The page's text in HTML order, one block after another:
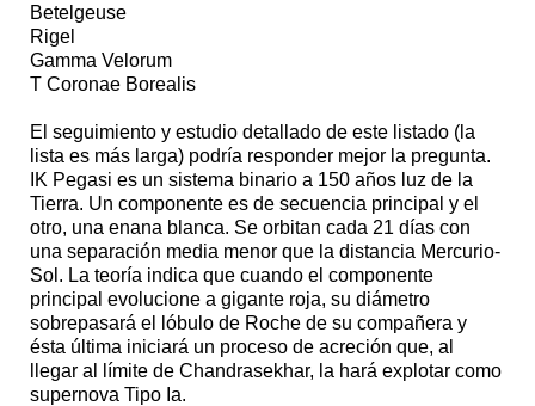
Betelgeuse
Rigel
Gamma Velorum
T Coronae Borealis
El seguimiento y estudio detallado de este listado (la
lista es más larga) podría responder mejor la pregunta.
IK Pegasi es un sistema binario a 150 años luz de la
Tierra. Un componente es de secuencia principal y el
otro, una enana blanca. Se orbitan cada 21 días con
una separación media menor que la distancia Mercurio-
Sol. La teoría indica que cuando el componente
principal evolucione a gigante roja, su diámetro
sobrepasará el lóbulo de Roche de su compañera y
ésta última iniciará un proceso de acreción que, al
llegar al límite de Chandrasekhar, la hará explotar como
supernova Tipo Ia.